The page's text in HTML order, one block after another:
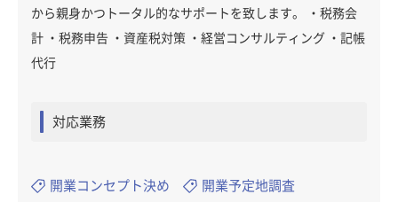
から親身かつトータル的なサポートを致します。 ・税務会
計 ・税務申告 ・資産税対策 ・経営コンサルティング ・記帳
代行
対応業務
開業コンセプト決め 開業予定地調査